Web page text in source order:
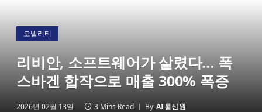
모빌리티
리비안, 소프트웨어가 살렸다… 폭
스바겐 합작으로 매출 300% 폭증
2026년 02월 13일 3 Mins Read By AI통신원